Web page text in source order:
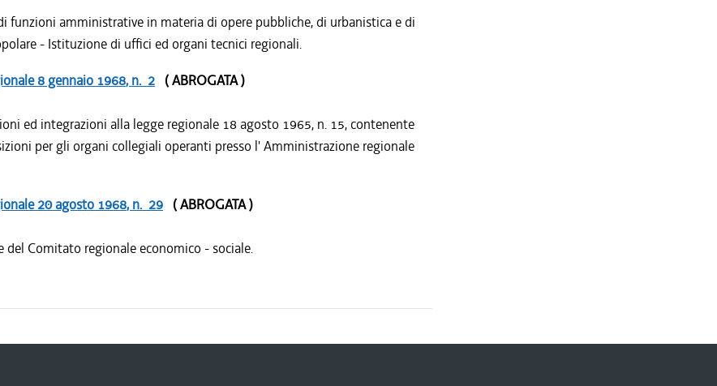
funzioni amministrative in materia di opere pubbliche, di urbanistica e di
- Istituzione di uffici ed organi tecnici regionali.
8 gennaio 1968, n. 2 ( ABROGATA )
ed integrazioni alla legge regionale 18 agosto 1965, n. 15, contenente
per gli organi collegiali operanti presso l' Amministrazione regionale
20 agosto 1968, n. 29 ( ABROGATA )
del Comitato regionale economico - sociale.